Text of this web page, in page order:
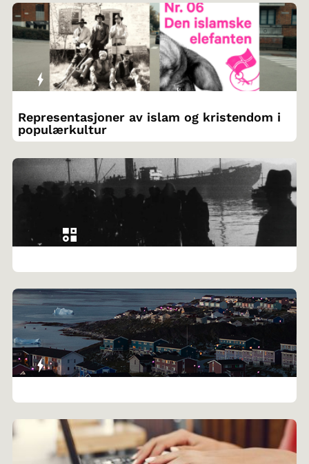
Representasjoner av islam og kristendom i
populærkultur